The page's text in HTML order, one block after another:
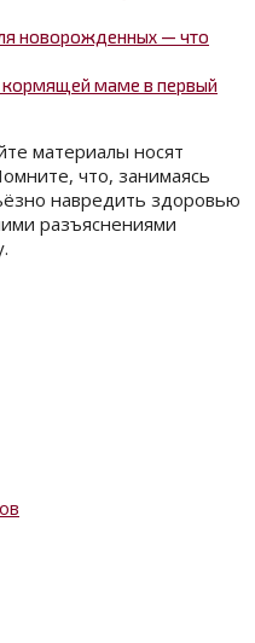
новорожденных — что
маме в первый
материалы носят
что, занимаясь
навредить здоровью
разъяснениями